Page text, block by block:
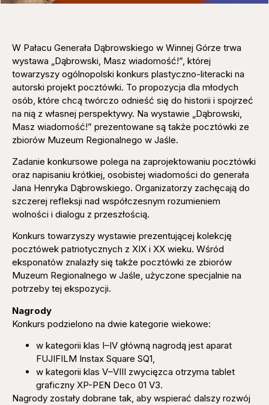
W Pałacu Generała Dąbrowskiego w Winnej Górze trwa
wystawa „Dąbrowski, Masz wiadomość!”, której
towarzyszy ogólnopolski konkurs plastyczno-literacki na
autorski projekt pocztówki. To propozycja dla młodych
osób, które chcą twórczo odnieść się do historii i spojrzeć
na nią z własnej perspektywy. Na wystawie „Dąbrowski,
Masz wiadomość!” prezentowane są także pocztówki ze
zbiorów Muzeum Regionalnego w Jaśle.
Zadanie konkursowe polega na zaprojektowaniu pocztówki
oraz napisaniu krótkiej, osobistej wiadomości do generała
Jana Henryka Dąbrowskiego. Organizatorzy zachęcają do
szczerej refleksji nad współczesnym rozumieniem
wolności i dialogu z przeszłością.
Konkurs towarzyszy wystawie prezentującej kolekcję
pocztówek patriotycznych z XIX i XX wieku. Wśród
eksponatów znalazły się także pocztówki ze zbiorów
Muzeum Regionalnego w Jaśle, użyczone specjalnie na
potrzeby tej ekspozycji.
Nagrody
Konkurs podzielono na dwie kategorie wiekowe:
w kategorii klas I–IV główną nagrodą jest aparat
FUJIFILM Instax Square SQ1,
w kategorii klas V–VIII zwycięzca otrzyma tablet
graficzny XP-PEN Deco 01 V3.
Nagrody zostały dobrane tak, aby wspierać dalszy rozwój